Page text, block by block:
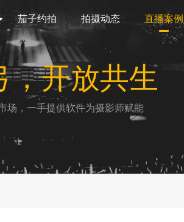
茄子约拍 拍摄动态 直播案例
，开放共生
场，一手提供软件为摄影师赋能